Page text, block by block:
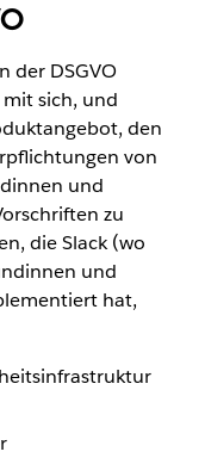
der DSGVO
sich, und
den
von
und
zu
die Slack (wo
und
hat,